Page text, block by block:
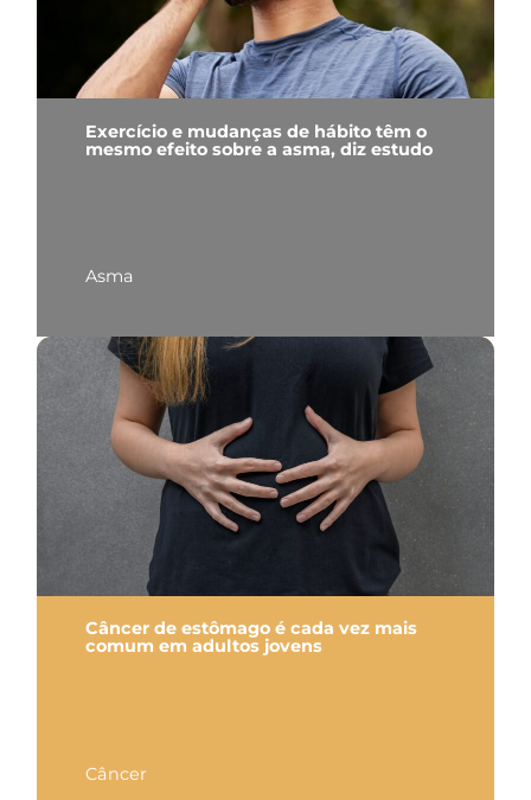
Exercício e mudanças de hábito têm o
mesmo efeito sobre a asma, diz estudo
Asma
Câncer de estômago é cada vez mais
comum em adultos jovens
Câncer